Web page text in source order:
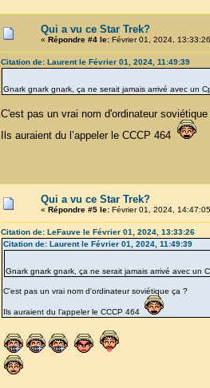
Qui a vu ce Star Trek?
« Répondre #4 le:Février 01, 2024,
Citation de: Laurent le Février 01, 2024, 11:49:39
Gnark gnark gnark, ça ne serait jamais arrivé avec un
C'est pas un vrai nom d'ordinateur
Ils auraient du l’appeler le CCCP 464
Qui a vu ce Star Trek?
« Répondre #5 le:Février 01, 2024,
Citation de: LeFauve le Février 01, 2024, 13:33:26
Citation de: Laurent le Février 01, 2024, 11:49:39
Gnark gnark gnark, ça ne serait jamais arrivé avec un
C'est pas un vrai nom d'ordinateur soviétique ça ?
Ils auraient du l’appeler le CCCP 464